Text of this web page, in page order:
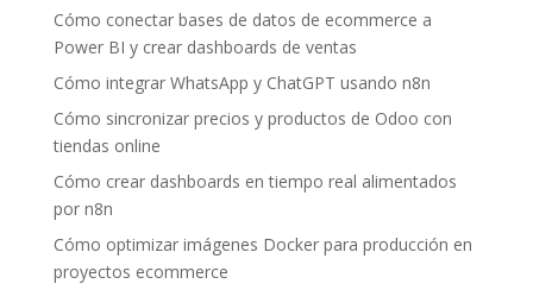
Cómo conectar bases de datos de ecommerce a
Power BI y crear dashboards de ventas
Cómo integrar WhatsApp y ChatGPT usando n8n
Cómo sincronizar precios y productos de Odoo con
tiendas online
Cómo crear dashboards en tiempo real alimentados
por n8n
Cómo optimizar imágenes Docker para producción en
proyectos ecommerce